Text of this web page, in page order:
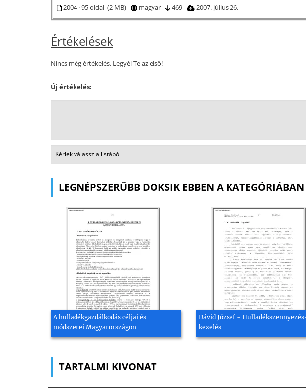
2004 · 95 oldal (2 MB) magyar 469 2007. július 26.
Értékelések
Nincs még értékelés. Legyél Te az első!
Új értékelés:
LEGNÉPSZERŰBB DOKSIK EBBEN A KATEGÓRIÁBAN
A hulladékgazdálkodás céljai és
módszerei Magyarországon
Dávid József -
kezelés
TARTALMI KIVONAT